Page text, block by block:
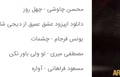
محسن چاوشی - چهل روز
دانلود اپیزود عشق عمیق از دیجی
یونس فرجام - چشمات
مصطفی میری - تو ولی باور نکن
مسعود فراهانی - آواره